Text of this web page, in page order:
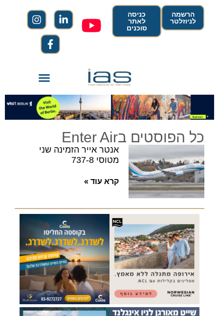
הרשמה
לניוזלטר
כניסה
לאתר
סוכנים
כל הפוסטים בEnter Air
אנטר אייר הזמינה שני
מטוסי 737-8
קרא עוד »